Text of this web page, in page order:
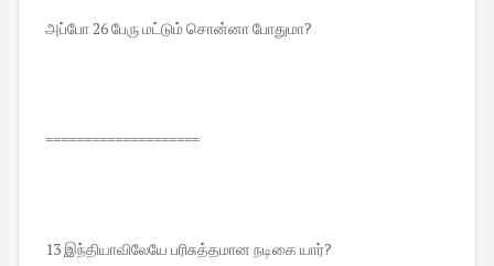
அப்போ 26 பேரு மட்டும் சொன்னா போதுமா?
====================
13 இந்தியாவிலேயே பரிசுத்தமான நடிகை யார்?